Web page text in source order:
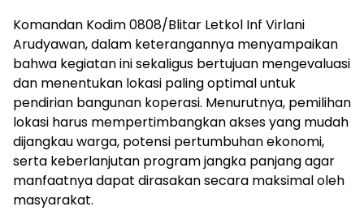
Komandan Kodim 0808/Blitar Letkol Inf Virlani
Arudyawan, dalam keterangannya menyampaikan
bahwa kegiatan ini sekaligus bertujuan mengevaluasi
dan menentukan lokasi paling optimal untuk
pendirian bangunan koperasi. Menurutnya, pemilihan
lokasi harus mempertimbangkan akses yang mudah
dijangkau warga, potensi pertumbuhan ekonomi,
serta keberlanjutan program jangka panjang agar
manfaatnya dapat dirasakan secara maksimal oleh
masyarakat.